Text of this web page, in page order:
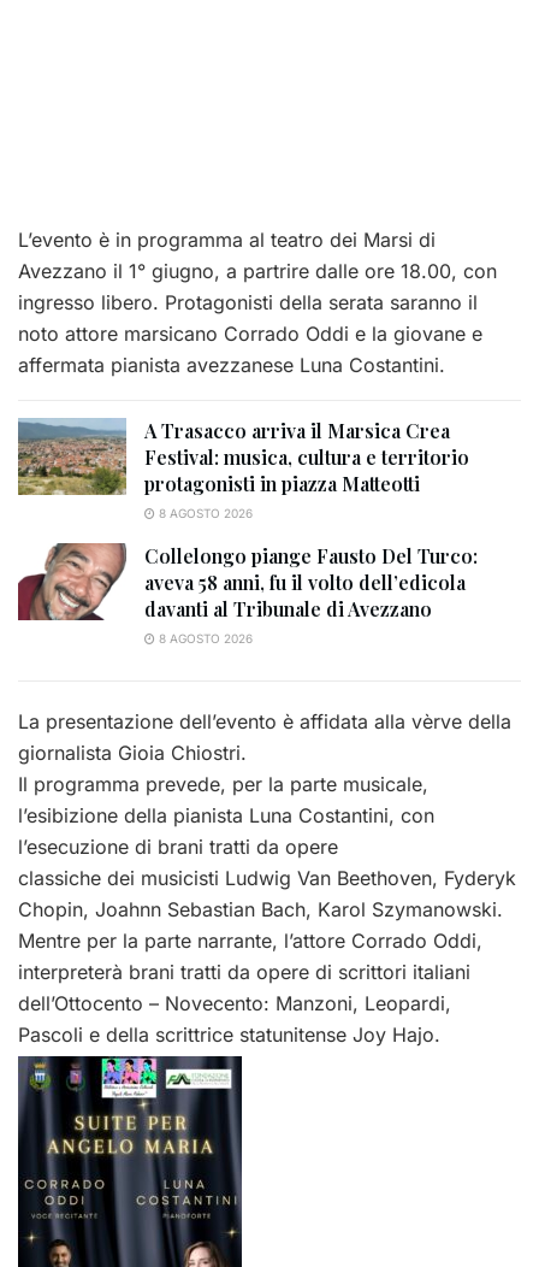
L’evento è in programma al teatro dei Marsi di
Avezzano il 1° giugno, a partrire dalle ore 18.00, con
ingresso libero. Protagonisti della serata saranno il
noto attore marsicano Corrado Oddi e la giovane e
affermata pianista avezzanese Luna Costantini.
A Trasacco arriva il Marsica Crea
Festival: musica, cultura e territorio
protagonisti in piazza Matteotti
8 AGOSTO 2026
Collelongo piange Fausto Del Turco:
aveva 58 anni, fu il volto dell’edicola
davanti al Tribunale di Avezzano
8 AGOSTO 2026
La presentazione dell’evento è affidata alla vèrve della
giornalista Gioia Chiostri.
Il programma prevede, per la parte musicale,
l’esibizione della pianista Luna Costantini, con
l’esecuzione di brani tratti da opere
classiche dei musicisti Ludwig Van Beethoven, Fyderyk
Chopin, Joahnn Sebastian Bach, Karol Szymanowski.
Mentre per la parte narrante, l’attore Corrado Oddi,
interpreterà brani tratti da opere di scrittori italiani
dell’Ottocento – Novecento: Manzoni, Leopardi,
Pascoli e della scrittrice statunitense Joy Hajo.